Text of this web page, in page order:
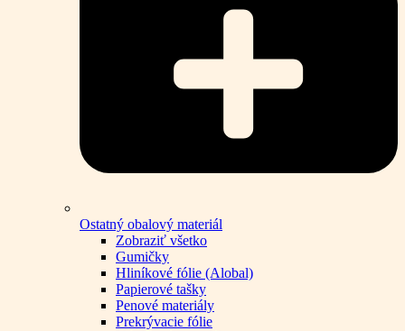
Ostatný obalový materiál
Zobraziť všetko
Gumičky
Hliníkové fólie (Alobal)
Papierové tašky
Penové materiály
Prekrývacie fólie